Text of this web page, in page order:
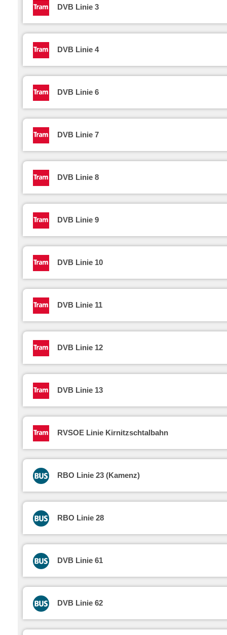
DVB Linie 3
DVB Linie 4
DVB Linie 6
DVB Linie 7
DVB Linie 8
DVB Linie 9
DVB Linie 10
DVB Linie 11
DVB Linie 12
DVB Linie 13
RVSOE Linie Kirnitzschtalbahn
RBO Linie 23 (Kamenz)
RBO Linie 28
DVB Linie 61
DVB Linie 62